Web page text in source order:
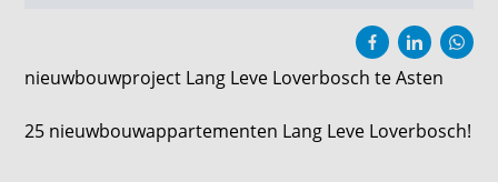
nieuwbouwproject Lang Leve Loverbosch te Asten
25 nieuwbouwappartementen Lang Leve Loverbosch!